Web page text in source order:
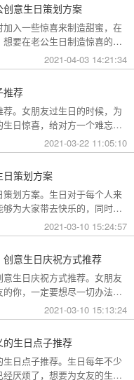
意生日策划方案
入一些惊喜来制造甜蜜，在
要在老公生日制造惊喜的女
能想到过生日怎样才浪漫吗？
给大家分享的关于老公创意
2021-04-03 14:21:34
推荐
。女朋友过生日的时候，为
日惊喜，给对方一个难忘的
日策划公司为大家整理了一些
下吧。
2021-03-22 11:05:10
日策划方案
划方案。生日对于每个人来
为大家带去快乐的，同时也
何过有创意的生日？下面就和
一些生日的相关内容，一起
2021-03-10 15:24:57
意生日庆祝方式推荐
生日庆祝方式推荐。女朋友
你，一定要想尽一切办法为
惊喜，给她留下一个美好的生
庆祝方式？下面就和礼帮帮
2021-03-10 15:13:24
生日点子推荐
日点子推荐。生日每年不少
厌烦了，想要为女友的生日